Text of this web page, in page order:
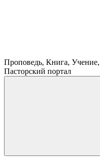
Проповедь, Книга,
Пасторский портал